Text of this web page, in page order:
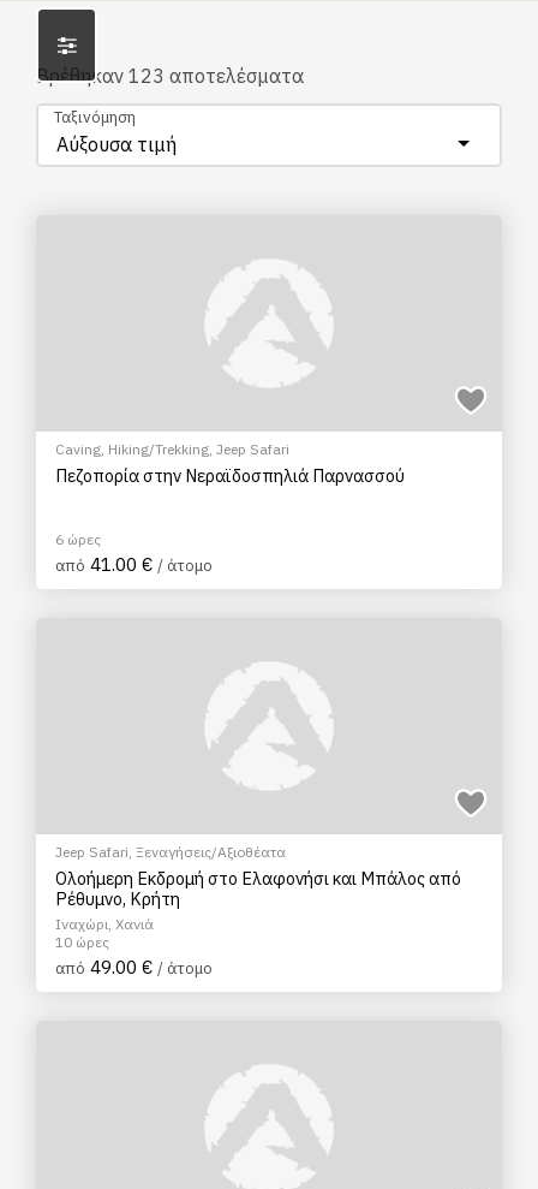
Βρέθηκαν 123 αποτελέσματα
Αύξουσα τιμή
Ταξινόμηση
Caving, Hiking/Trekking, Jeep Safari
Πεζοπορία στην Νεραϊδοσπηλιά Παρνασσού
6 ώρες
από 41.00 € / άτομο
Jeep Safari, Ξεναγήσεις/Αξιοθέατα
Ολοήμερη Εκδρομή στο Ελαφονήσι και Μπάλος από
Ρέθυμνο, Κρήτη
Ιναχώρι, Χανιά
10 ώρες
από 49.00 € / άτομο